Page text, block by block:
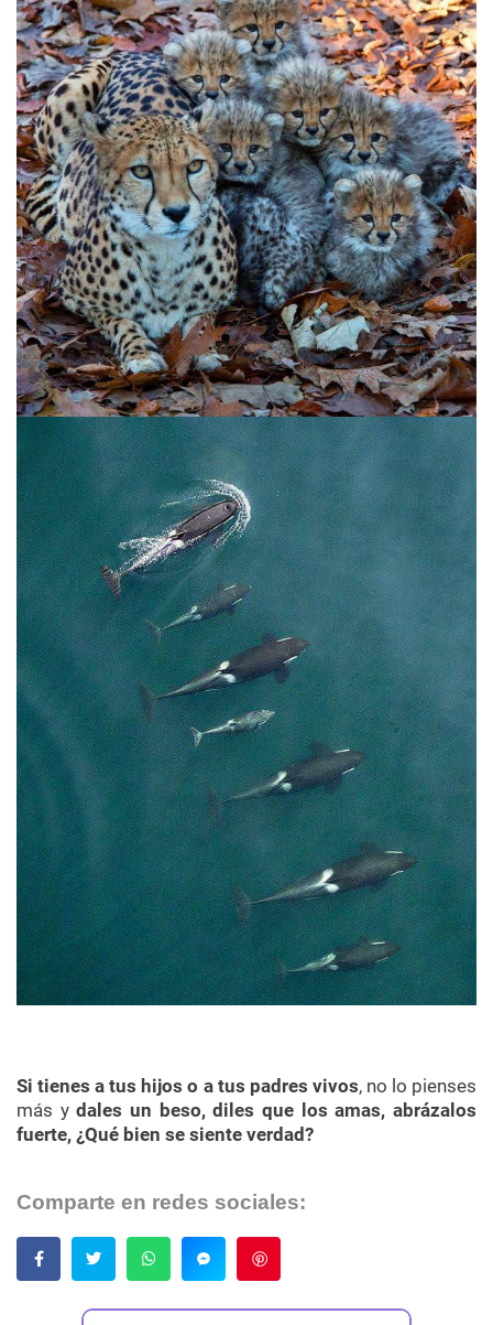
Si tienes a tus hijos o a tus padres vivos, no lo pienses
más ydales un beso, diles que los amas, abrázalos
fuerte, ¿Qué bien se siente verdad?
Comparte en redes sociales: